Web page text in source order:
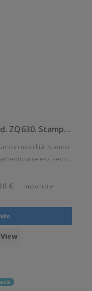
ZQ63-RUWAE14-00 Zebra Mod. ZQ630. Stampante di etichette.
wireless senza
di stampa: 8
dot/mm RFID: Presente Wireless: Presente Supporto di stamp
€ Imponibile: